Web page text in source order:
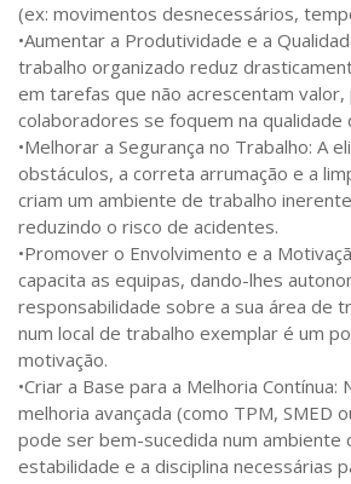
(ex: movimentos desnecessários,
•Aumentar a Produtividade e a
trabalho organizado reduz
em tarefas que não acrescentam
colaboradores se foquem na qualidade
•Melhorar a Segurança no Trabalho: A
obstáculos, a correta arrumação e a
criam um ambiente de trabalho
reduzindo o risco de acidentes.
•Promover o Envolvimento e a
capacita as equipas, dando-lhes
responsabilidade sobre a sua área de
num local de trabalho exemplar é um
motivação.
•Criar a Base para a Melhoria Contínua:
melhoria avançada (como TPM, SMED
pode ser bem-sucedida num ambiente
estabilidade e a disciplina necessárias